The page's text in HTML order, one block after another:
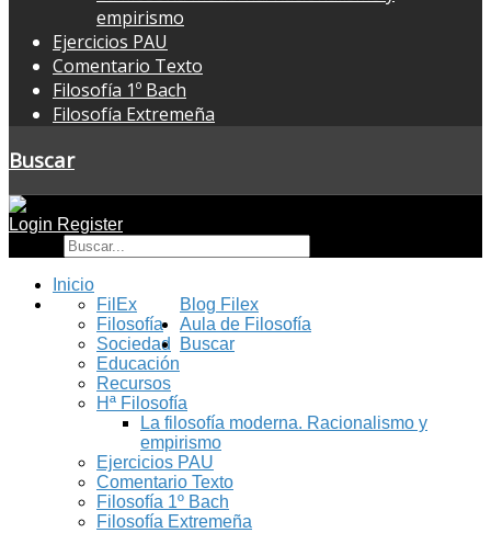
empirismo
Ejercicios PAU
Comentario Texto
Filosofía 1º Bach
Filosofía Extremeña
Buscar
Login Register
Inicio
Blog Filex
FilEx
Filosofía
Sociedad
Educación
Recursos
Aula de Filosofía
Hª Filosofía
La filosofía moderna. Racionalismo y
empirismo
Ejercicios PAU
Comentario Texto
Filosofía 1º Bach
Filosofía Extremeña
Buscar